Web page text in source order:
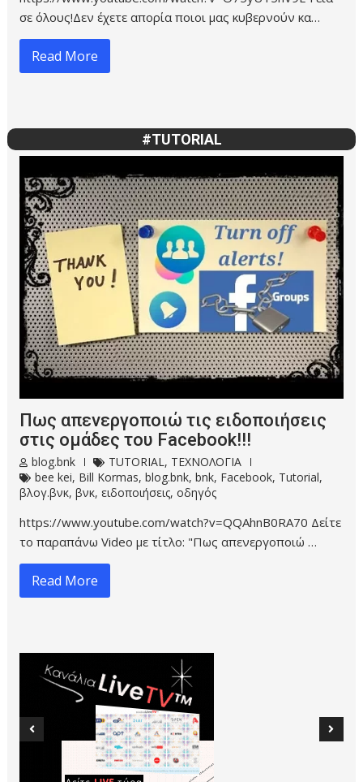
#TUTORIAL
Πως απενεργοποιώ τις ειδοποιήσεις
στις ομάδες του Facebook!!!
blog.bnk TUTORIAL, ΤΕΧΝΟΛΟΓΙΑ
bee kei, Bill Kormas,blog.bnk,bnk, Facebook, Tutorial,
βλογ.βνκ,βνκ,ειδοποιήσεις,οδηγός
https://www.youtube.com/watch?v=QQAhnB0RA70 Δείτε
το παραπάνω Video με τίτλο: "Πως απενεργοποιώ …
Read More